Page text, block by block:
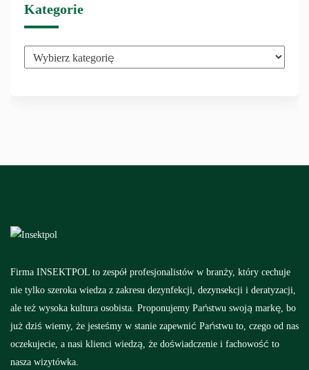
Kategorie
Kategorie
Firma INSEKTPOL to zespół profesjonalistów w branży, który cechuje
nie tylko szeroka wiedza z zakresu dezynfekcji, dezynsekcji i deratyzacji,
ale też wysoka kultura osobista. Proponujemy Państwu swoją markę, bo
już dziś wiemy, że jesteśmy w stanie zapewnić Państwu to, czego od nas
oczekujecie, a nasi klienci wiedzą, że doświadczenie i fachowość to
nasza wizytówka.